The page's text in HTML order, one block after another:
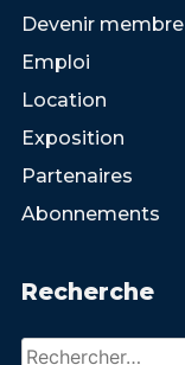
Devenir membre
Emploi
Location
Exposition
Partenaires
Abonnements
Recherche
Rechercher :